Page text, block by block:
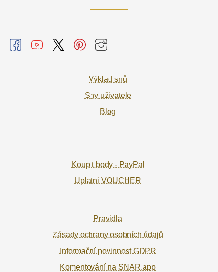
Výklad snů
Sny uživatele
Blog
Koupit body - PayPal
Uplatni VOUCHER
Pravidla
Zásady ochrany osobních údajů
Informační povinnost GDPR
Komentování na SNAR.app